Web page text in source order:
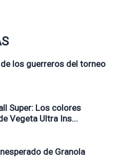
los guerreros del torneo
Super: Los colores
Vegeta Ultra Ins...
de Granola